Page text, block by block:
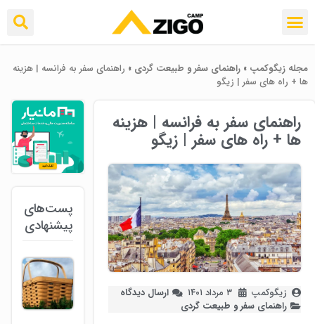
مجله زیگوکمپ » راهنمای سفر و طبیعت گردی » راهنمای سفر به فرانسه | هزینه
ها + راه های سفر | زیگو
راهنمای سفر به فرانسه | هزینه
ها + راه های سفر | زیگو
زیگوکمپ ۳ مرداد ۱۴۰۱
ارسال دیدگاه
راهنمای سفر و طبیعت گردی
پست‌های
پیشنهادی